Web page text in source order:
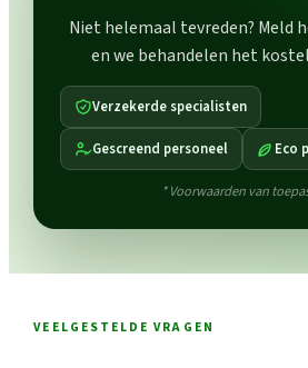
Niet helemaal tevreden? Meld
en we behandelen het
Verzekerde specialisten
Gescreend personeel Eco
* Voorwaarden van
VEELGESTELDE VRAGEN